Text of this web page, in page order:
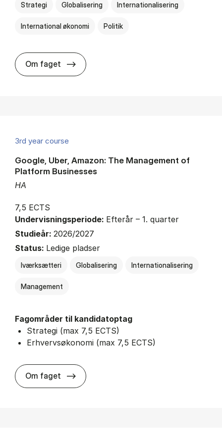
Strategi Globalisering Internationalisering
International økonomi Politik
Om faget about
3rd year course
HA
Google, Uber, Amazon: The Management of
Platform Businesses
7,5 ECTS
Undervisningsperiode: Efterår – 1. quarter
Studieår: 2026/2027
Status: Ledige pladser
Iværksætteri Globalisering Internationalisering
Management
Fagområder til kandidatoptag
Strategi (max 7,5 ECTS)
Erhvervsøkonomi (max 7,5 ECTS)
Om faget about